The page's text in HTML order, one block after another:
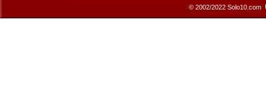
© 2002/2022 Solo10.com